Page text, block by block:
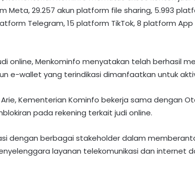
Meta, 29.257 akun platform file sharing, 5.993
Telegram, 15 platform TikTok, 8 platform
online, Menkominfo menyatakan telah berhasil
e-wallet yang terindikasi dimanfaatkan untuk
Kementerian Kominfo bekerja sama dengan
pada rekening terkait judi online.
dengan berbagai stakeholder dalam
layanan telekomunikasi dan internet